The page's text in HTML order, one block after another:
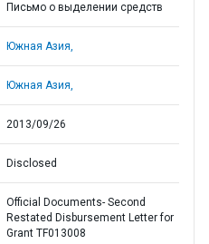
Письмо о выделении средств
Южная Азия,
Южная Азия,
2013/09/26
Disclosed
Official Documents- Second
Restated Disbursement Letter for
Grant TF013008